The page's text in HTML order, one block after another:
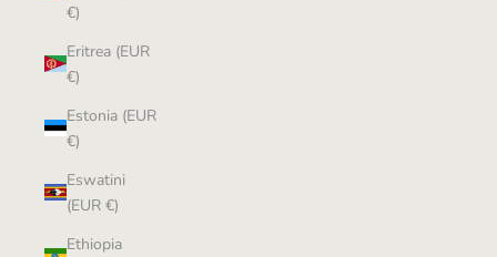
€)
Eritrea (EUR
€)
Estonia (EUR
€)
Eswatini
(EUR €)
Ethiopia